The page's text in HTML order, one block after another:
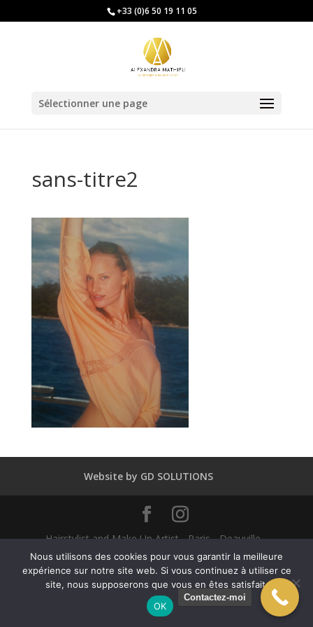
+33 (0)6 50 19 11 05
Sélectionner une page
sans-titre2
Website by GD SOLUTIONS
Hairstylist and Make Up Artist - Paris - Deauville -
Dubaï - New York - Alexandra Mathieu 2025
Contactez-moi
English(Anglais) Français
Nous utilisons des cookies pour vous garantir la meilleure
expérience sur notre site web. Si vous continuez à utiliser ce
site, nous supposerons que vous en êtes satisfait.
OK